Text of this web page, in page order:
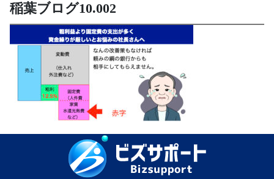
稲葉ブログ10.002